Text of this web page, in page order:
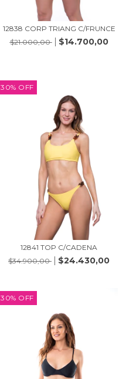
12838 CORP TRIANG C/FRUNCE
$21.000,00
$14.700,00
30% OFF
12841 TOP C/CADENA
$34.900,00
$24.430,00
30% OFF